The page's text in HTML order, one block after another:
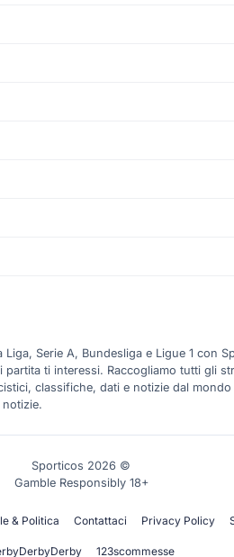
Serie A, Bundesliga e Ligue 1 con
ti interessi. Raccogliamo tutti gli
classifiche, dati e notizie dal
Sporticos 2026 ©
Gamble Responsibly 18+
& Politica Contattaci Privacy Policy
123scommesse